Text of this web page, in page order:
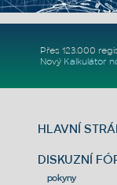
Přes 123.000
Nový Kalkulátor
HLAVNÍ
DISKUZNÍ
pokyny